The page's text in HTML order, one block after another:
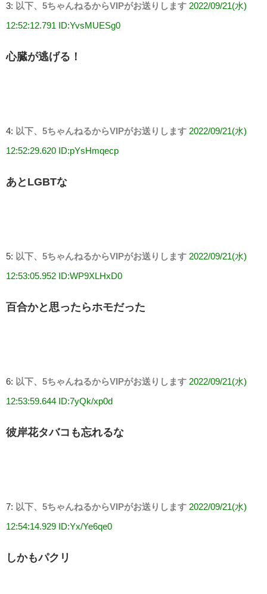
3: 以下、5ちゃんねるからVIPがお送りします 2022/09/21(水)
12:52:12.791 ID:YvsMUESg0
心臓が逃げる！
4: 以下、5ちゃんねるからVIPがお送りします 2022/09/21(水)
12:52:29.620 ID:pYsHmqecp
あとLGBTな
5: 以下、5ちゃんねるからVIPがお送りします 2022/09/21(水)
12:53:05.952 ID:WP9XLHxD0
百合かと思ったらホモだった
6: 以下、5ちゃんねるからVIPがお送りします 2022/09/21(水)
12:53:59.644 ID:7yQk/xp0d
彼岸花タバコも忘れるな
7: 以下、5ちゃんねるからVIPがお送りします 2022/09/21(水)
12:54:14.929 ID:Yx/Ye6qe0
しかもパクリ